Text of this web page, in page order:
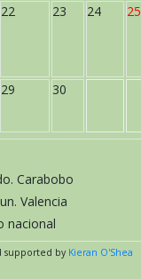
22 23 24 25
29 30
Carabobo
Valencia
nacional
supported by Kieran O'Shea